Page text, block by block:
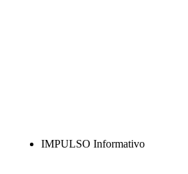
IMPULSO Informativo